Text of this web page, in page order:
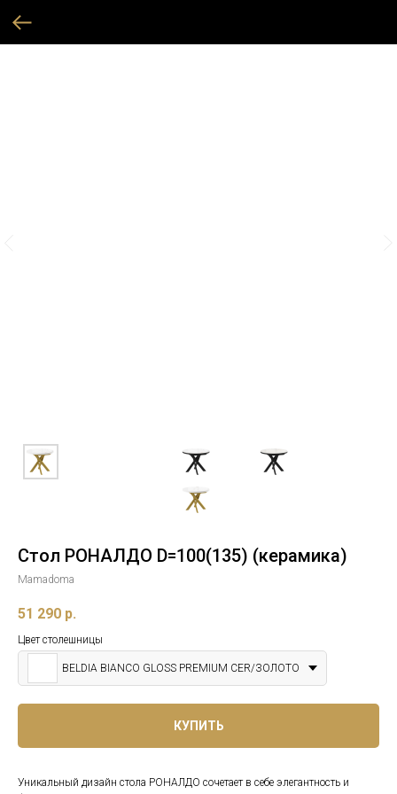
Стол РОНАЛДО D=100(135) (керамика)
Mamadoma
51 290 р.
Цвет столешницы
BELDIA BIANCO GLOSS PREMIUM CER/ЗОЛОТО
КУПИТЬ
Уникальный дизайн стола РОНАЛДО сочетает в себе элегантность и